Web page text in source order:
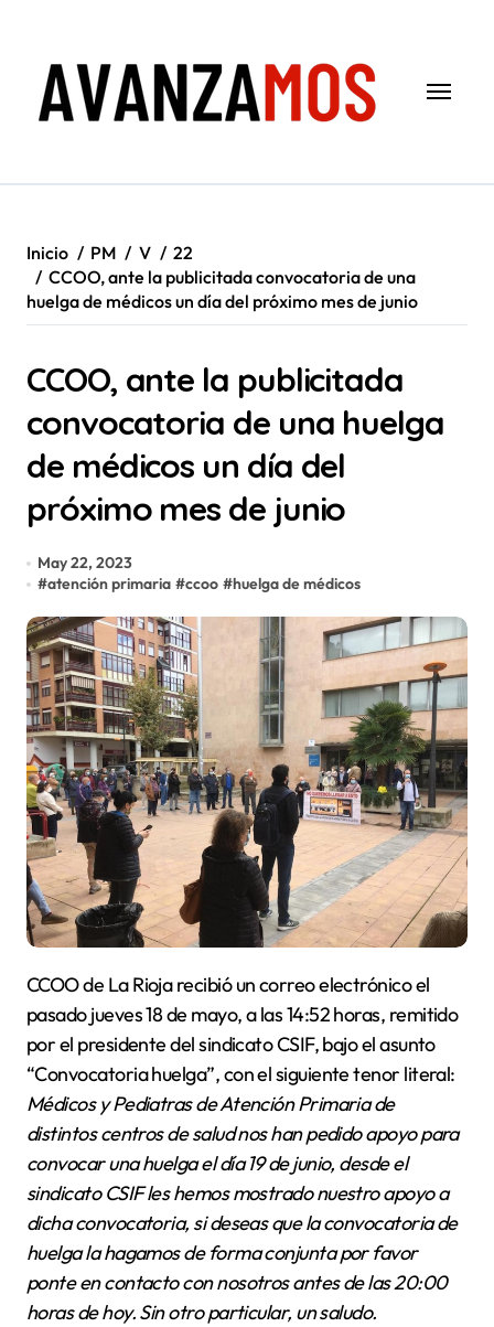
contenido
Inicio PM V
22
CCOO, ante la publicitada convocatoria de una
huelga de médicos un día del próximo mes de junio
CCOO, ante la publicitada
convocatoria de una huelga
de médicos un día del
próximo mes de junio
May 22, 2023
#atención primaria #ccoo #huelga de médicos
CCOO de La Rioja recibió un correo electrónico el
pasado jueves 18 de mayo, a las 14:52 horas, remitido
por el presidente del sindicato CSIF, bajo el asunto
“Convocatoria huelga”, con el siguiente tenor literal:
Médicos y Pediatras de Atención Primaria de
distintos centros de salud nos han pedido apoyo para
convocar una huelga el día 19 de junio, desde el
sindicato CSIF les hemos mostrado nuestro apoyo a
dicha convocatoria, si deseas que la convocatoria de
huelga la hagamos de forma conjunta por favor
ponte en contacto con nosotros antes de las 20:00
horas de hoy. Sin otro particular, un saludo.